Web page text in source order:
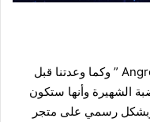
شركة ROVIO و المنتجة للعبة ” Angre Birds ” وكما وعدتنا قبل
الشهيرة وأنها ستكون
وبشكل رسمي على متجر